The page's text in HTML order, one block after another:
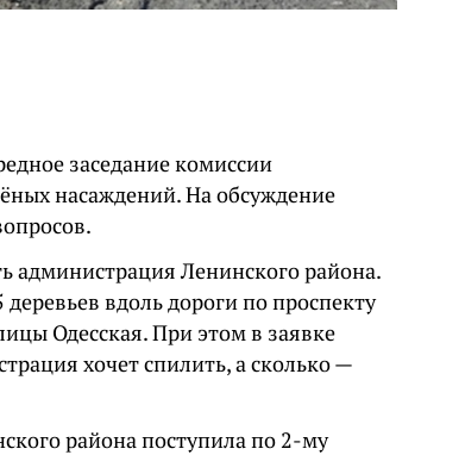
заседание комиссии
насаждений. На обсуждение
администрация Ленинского района.
вдоль дороги по проспекту
Одесская. При этом в заявке
хочет спилить, а сколько —
района поступила по 2-му